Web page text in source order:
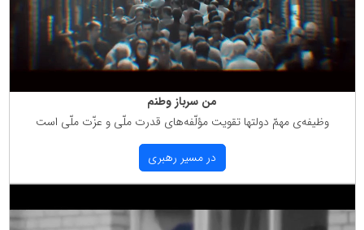
من سرباز وطنم
وظیفه‌ی مهمّ دولتها تقویت مؤلّفه‌های قدرت ملّی و عزّت ملّی است
در مسیر رهبری